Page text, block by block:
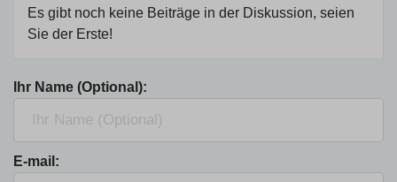
Es gibt noch keine Beiträge in der Diskussion, seien
Sie der Erste!
Ihr Name (Optional):
E-mail: